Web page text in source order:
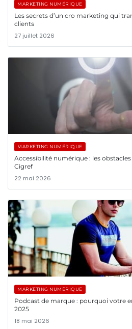
MARKETING NUMÉRIQUE
Les secrets d’un cro marketing qui
clients
27 juillet 2026
MARKETING NUMÉRIQUE
Accessibilité numérique : les
Cigref
22 mai 2026
MARKETING NUMÉRIQUE
Podcast de marque : pourquoi votre
2025
18 mai 2026